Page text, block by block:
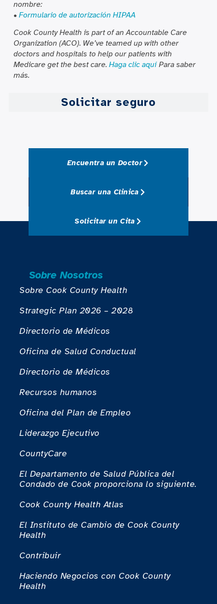
Solicitar seguro
nombre:
• Formulario de autorización HIPAA
Cook County Health is part of an Accountable Care
Organization (ACO). We’ve teamed up with other
doctors and hospitals to help our patients with
Medicare get the best care. Haga clic aquíPara saber
más.
Encuentra un Doctor
Buscar una Clinica
Solicitar un Cita
Sobre Nosotros
Sobre Cook County Health
Strategic Plan 2026 – 2028
Directorio de Médicos
Oficina de Salud Conductual
Directorio de Médicos
Recursos humanos
Oficina del Plan de Empleo
Liderazgo Ejecutivo
CountyCare
El Departamento de Salud Pública del
Condado de Cook proporciona lo siguiente.
Cook County Health Atlas
El Instituto de Cambio de Cook County
Health
Contribuir
Haciendo Negocios con Cook County
Health